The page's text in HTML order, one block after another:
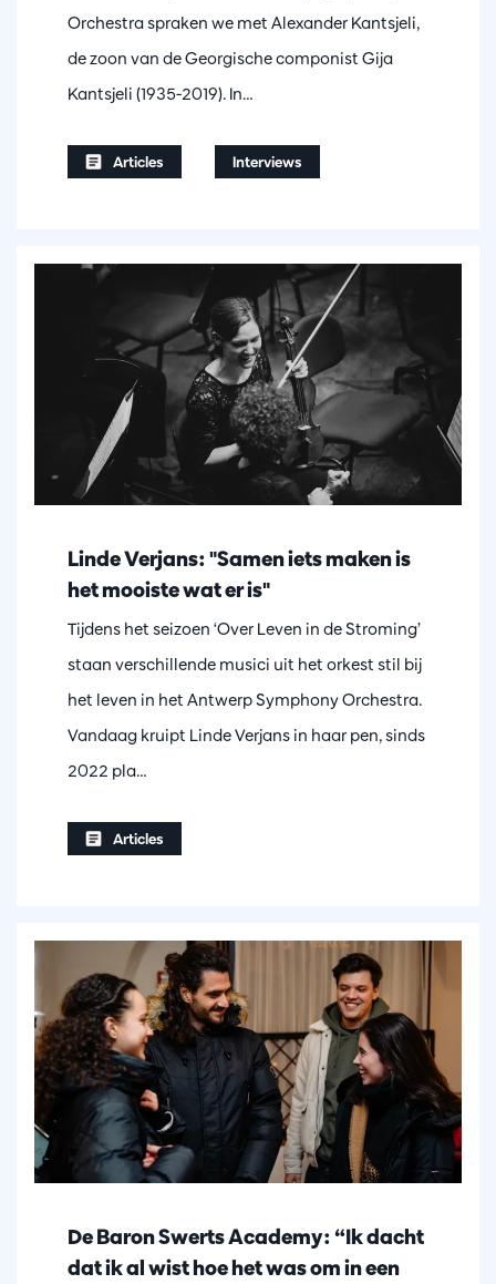
Orchestra spraken we met Alexander Kantsjeli,
de zoon van de Georgische componist Gija
Kantsjeli (1935-2019). In…
Articles Interviews
Linde Verjans: "Samen iets maken is
het mooiste wat er is"
Tijdens het seizoen ‘Over Leven in de Stroming’
staan verschillende musici uit het orkest stil bij
het leven in het Antwerp Symphony Orchestra.
Vandaag kruipt Linde Verjans in haar pen, sinds
2022 pla…
Articles
De Baron Swerts Academy: “Ik dacht
dat ik al wist hoe het was om in een